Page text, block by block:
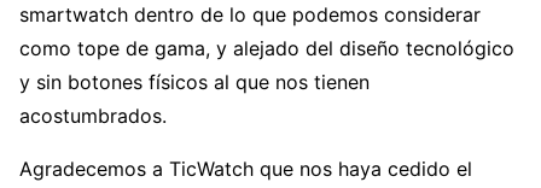
smartwatch dentro de lo que podemos considerar
como tope de gama, y alejado del diseño tecnológico
y sin botones físicos al que nos tienen
acostumbrados.
Agradecemos a TicWatch que nos haya cedido el